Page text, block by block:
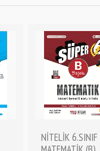
NİTELİK 6.SINIF